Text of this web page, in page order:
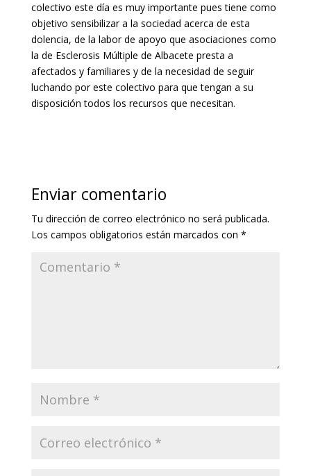
colectivo este día es muy importante pues tiene como
objetivo sensibilizar a la sociedad acerca de esta
dolencia, de la labor de apoyo que asociaciones como
la de Esclerosis Múltiple de Albacete presta a
afectados y familiares y de la necesidad de seguir
luchando por este colectivo para que tengan a su
disposición todos los recursos que necesitan.
Enviar comentario
Tu dirección de correo electrónico no será publicada.
Los campos obligatorios están marcados con *